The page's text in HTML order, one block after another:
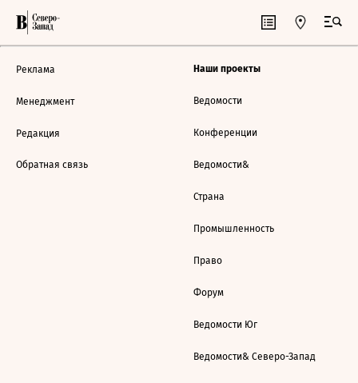
Реклама
Менеджмент
Редакция
Обратная связь
Наши проекты
Ведомости
Конференции
Ведомости&
Страна
Промышленность
Право
Форум
Ведомости Юг
Ведомости& Северо-Запад